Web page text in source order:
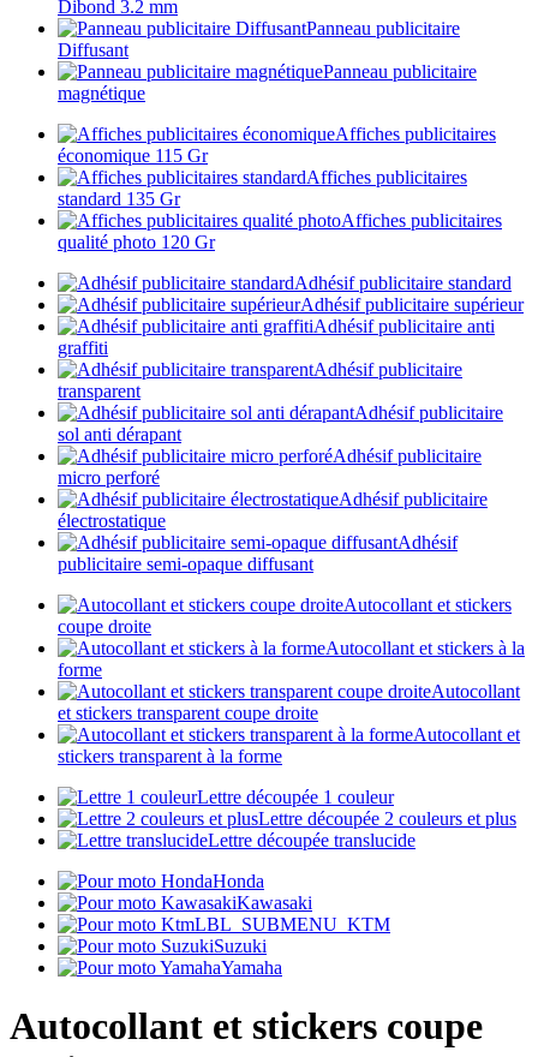
Dibond 3.2 mm
Panneau publicitaire
Diffusant
Panneau publicitaire
magnétique
Affiches publicitaires
économique 115 Gr
Affiches publicitaires
standard 135 Gr
Affiches publicitaires
qualité photo 120 Gr
Adhésif publicitaire standard
Adhésif publicitaire supérieur
Adhésif publicitaire anti
graffiti
Adhésif publicitaire
transparent
Adhésif publicitaire
sol anti dérapant
Adhésif publicitaire
micro perforé
Adhésif publicitaire
électrostatique
Adhésif
publicitaire semi-opaque diffusant
Autocollant et stickers
coupe droite
Autocollant et stickers à la
forme
Autocollant
et stickers transparent coupe droite
Autocollant et
stickers transparent à la forme
Lettre découpée 1 couleur
Lettre découpée 2 couleurs et plus
Lettre découpée translucide
Honda
Kawasaki
LBL_SUBMENU_KTM
Suzuki
Yamaha
Autocollant et stickers coupe